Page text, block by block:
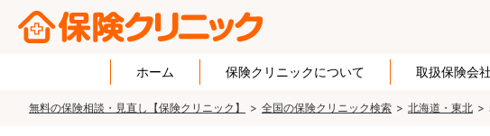
ホーム 保険クリニックについて 取扱保険会社
無料の保険相談・見直し【保険クリニック】 全国の保険クリニック検索 北海道・東北